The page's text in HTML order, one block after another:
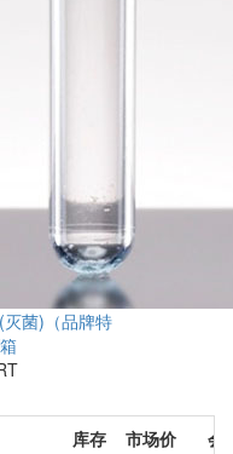
菌)（品牌特
库存 市场价
会